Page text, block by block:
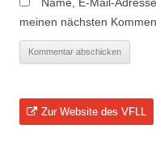
meinen nächsten
Zur Website des VFLL